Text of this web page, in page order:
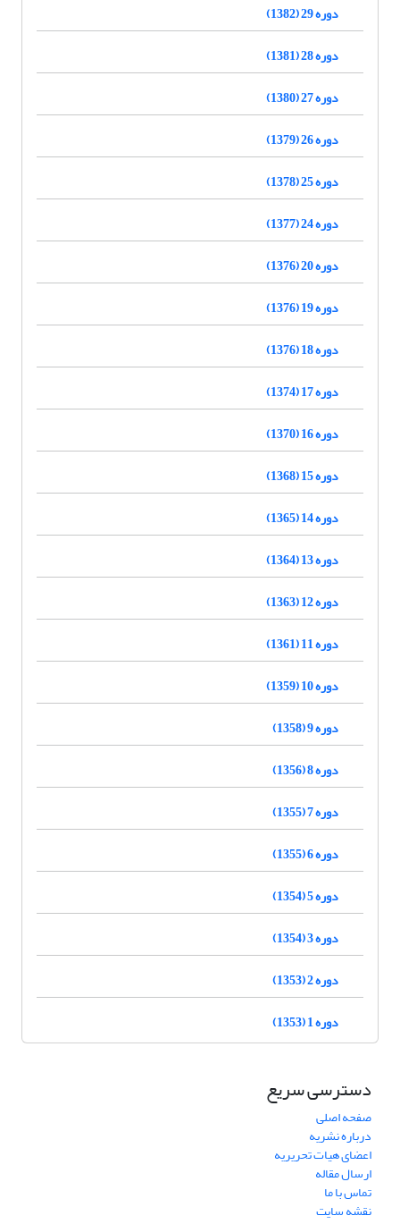
دوره 29 (1382)
دوره 28 (1381)
دوره 27 (1380)
دوره 26 (1379)
دوره 25 (1378)
دوره 24 (1377)
دوره 20 (1376)
دوره 19 (1376)
دوره 18 (1376)
دوره 17 (1374)
دوره 16 (1370)
دوره 15 (1368)
دوره 14 (1365)
دوره 13 (1364)
دوره 12 (1363)
دوره 11 (1361)
دوره 10 (1359)
دوره 9 (1358)
دوره 8 (1356)
دوره 7 (1355)
دوره 6 (1355)
دوره 5 (1354)
دوره 3 (1354)
دوره 2 (1353)
دوره 1 (1353)
دسترسی سریع
صفحه اصلی
درباره نشریه
اعضای هیات تحریریه
ارسال مقاله
تماس با ما
نقشه سایت